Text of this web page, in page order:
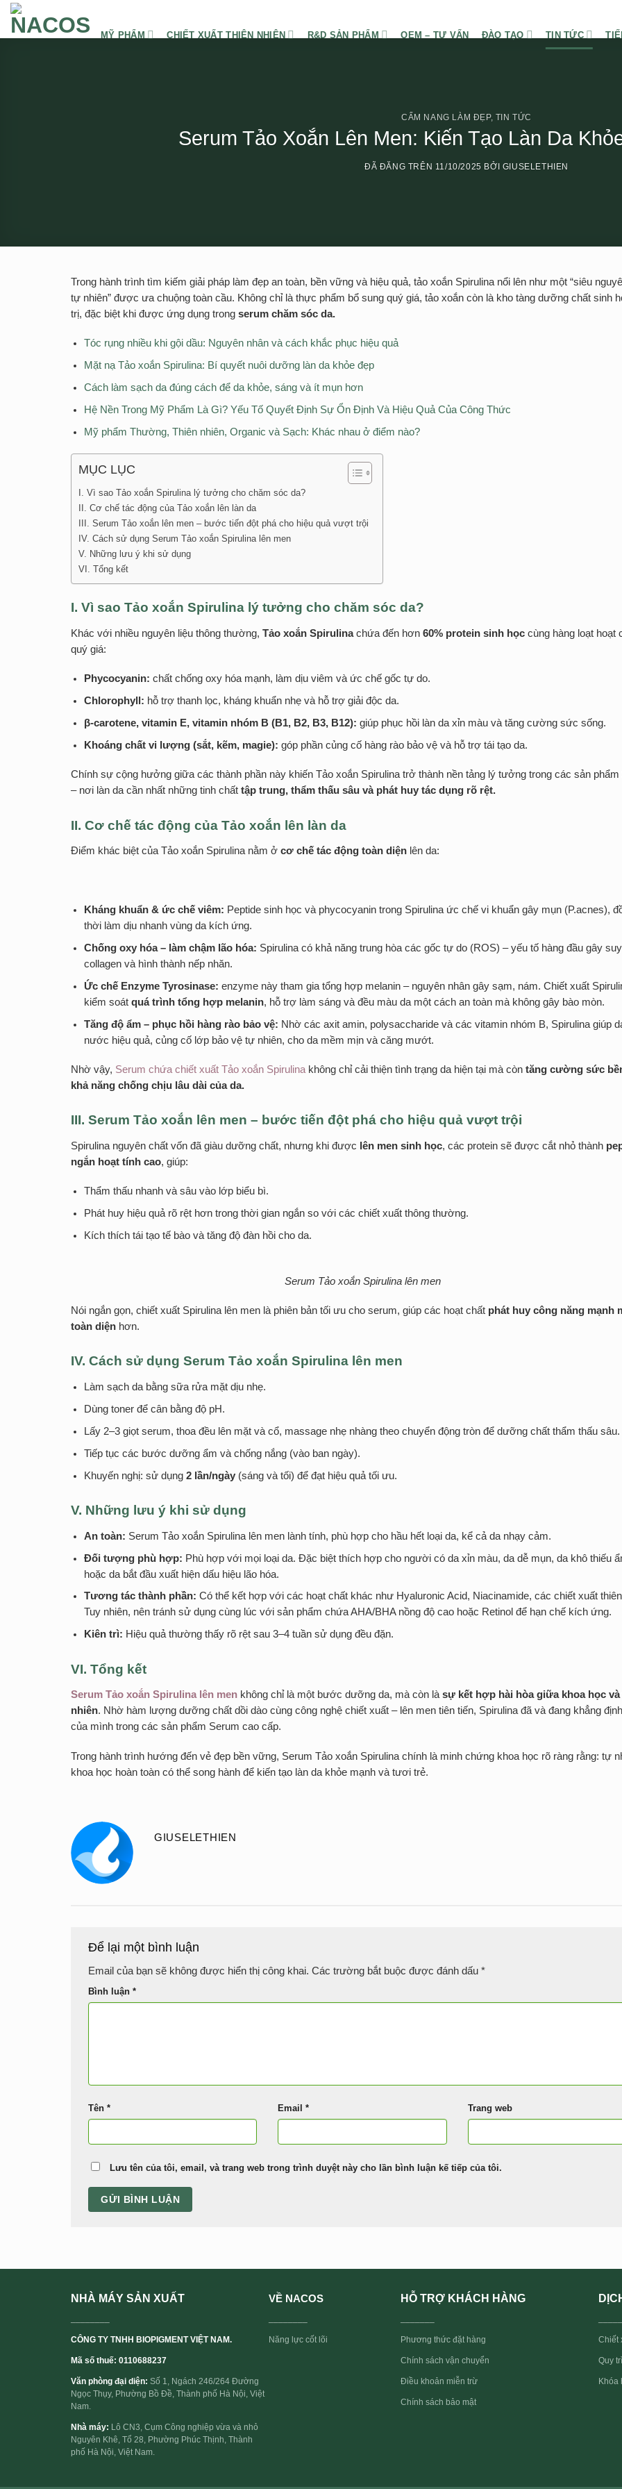
Chuyển
đến
nội
MỸ PHẨM CHIẾT XUẤT THIÊN NHIÊN R&D SẢN PHẨM OEM – TƯ VẤN ĐÀO TẠO TIN TỨC
CẨM NANG LÀM ĐẸP, TIN TỨC
Serum Tảo Xoắn Lên Men: Kiến Tạo Làn Da
ĐÃ ĐĂNG TRÊN 11/10/2025 BỞI GIUSELETHIEN
Trong hành trình tìm kiếm giải pháp làm đẹp an toàn, bền vững và hiệu quả, tảo xoắn Spirulina nổi lên như một “siêu
tự nhiên” được ưa chuộng toàn cầu. Không chỉ là thực phẩm bổ sung quý giá, tảo xoắn còn là kho tàng dưỡng chất sinh
trị, đặc biệt khi được ứng dụng trong serum chăm sóc da.
Tóc rụng nhiều khi gội dầu: Nguyên nhân và cách khắc phục hiệu quả
Mặt nạ Tảo xoắn Spirulina: Bí quyết nuôi dưỡng làn da khỏe đẹp
Cách làm sạch da đúng cách để da khỏe, sáng và ít mụn hơn
Hệ Nền Trong Mỹ Phẩm Là Gì? Yếu Tố Quyết Định Sự Ổn Định Và Hiệu Quả Của Công Thức
Mỹ phẩm Thường, Thiên nhiên, Organic và Sạch: Khác nhau ở điểm nào?
MỤC LỤC
I. Vì sao Tảo xoắn Spirulina lý tưởng cho chăm sóc da?
II. Cơ chế tác động của Tảo xoắn lên làn da
III. Serum Tảo xoắn lên men – bước tiến đột phá cho hiệu quả vượt trội
IV. Cách sử dụng Serum Tảo xoắn Spirulina lên men
V. Những lưu ý khi sử dụng
VI. Tổng kết
I. Vì sao Tảo xoắn Spirulina lý tưởng cho chăm sóc da?
Khác với nhiều nguyên liệu thông thường, Tảo xoắn Spirulinachứa đến hơn 60% protein sinh học cùng hàng loạt hoạt
quý giá:
Phycocyanin: chất chống oxy hóa mạnh, làm dịu viêm và ức chế gốc tự do.
Chlorophyll: hỗ trợ thanh lọc, kháng khuẩn nhẹ và hỗ trợ giải độc da.
β-carotene, vitamin E, vitamin nhóm B (B1, B2, B3, B12): giúp phục hồi làn da xỉn màu và tăng cường sức sống.
Khoáng chất vi lượng (sắt, kẽm, magie): góp phần củng cố hàng rào bảo vệ và hỗ trợ tái tạo da.
Chính sự cộng hưởng giữa các thành phần này khiến Tảo xoắn Spirulina trở thành nền tảng lý tưởng trong các sản phẩm
– nơi làn da cần nhất những tinh chất tập trung, thẩm thấu sâu và phát huy tác dụng rõ rệt.
II. Cơ chế tác động của Tảo xoắn lên làn da
Điểm khác biệt của Tảo xoắn Spirulina nằm ở cơ chế tác động toàn diện lên da:
Kháng khuẩn & ức chế viêm: Peptide sinh học và phycocyanin trong Spirulina ức chế vi khuẩn gây mụn (P.acnes),
thời làm dịu nhanh vùng da kích ứng.
Chống oxy hóa – làm chậm lão hóa: Spirulina có khả năng trung hòa các gốc tự do (ROS) – yếu tố hàng đầu gây
collagen và hình thành nếp nhăn.
Ức chế Enzyme Tyrosinase: enzyme này tham gia tổng hợp melanin – nguyên nhân gây sạm, nám. Chiết xuất
kiểm soátquá trình tổng hợp melanin, hỗ trợ làm sáng và đều màu da một cách an toàn mà không gây bào mòn.
Tăng độ ẩm – phục hồi hàng rào bảo vệ: Nhờ các axit amin, polysaccharide và các vitamin nhóm B, Spirulina giúp
nước hiệu quả, củng cố lớp bảo vệ tự nhiên, cho da mềm mịn và căng mướt.
Nhờ vậy, Serum chứa chiết xuất Tảo xoắn Spirulina không chỉ cải thiện tình trạng da hiện tại mà còn tăng cường sức
khả năng chống chịu lâu dài của da.
III. Serum Tảo xoắn lên men – bước tiến đột phá cho hiệu quả vượt trội
Spirulina nguyên chất vốn đã giàu dưỡng chất, nhưng khi được lên men sinh học, các protein sẽ được cắt nhỏ thành
ngắn hoạt tính cao, giúp:
Thẩm thấu nhanh và sâu vào lớp biểu bì.
Phát huy hiệu quả rõ rệt hơn trong thời gian ngắn so với các chiết xuất thông thường.
Kích thích tái tạo tế bào và tăng độ đàn hồi cho da.
Serum Tảo xoắn Spirulina lên men
Nói ngắn gọn, chiết xuất Spirulina lên men là phiên bản tối ưu cho serum, giúp các hoạt chất phát huy công năng mạnh
toàn diện hơn.
IV. Cách sử dụng Serum Tảo xoắn Spirulina lên men
Làm sạch da bằng sữa rửa mặt dịu nhẹ.
Dùng toner để cân bằng độ pH.
Lấy 2–3 giọt serum, thoa đều lên mặt và cổ, massage nhẹ nhàng theo chuyển động tròn để dưỡng chất thẩm thấu sâu.
Tiếp tục các bước dưỡng ẩm và chống nắng (vào ban ngày).
Khuyến nghị: sử dụng2 lần/ngày (sáng và tối) để đạt hiệu quả tối ưu.
V. Những lưu ý khi sử dụng
An toàn: Serum Tảo xoắn Spirulina lên men lành tính, phù hợp cho hầu hết loại da, kể cả da nhạy cảm.
Đối tượng phù hợp: Phù hợp với mọi loại da. Đặc biệt thích hợp cho người có da xỉn màu, da dễ mụn, da khô thiếu
hoặc da bắt đầu xuất hiện dấu hiệu lão hóa.
Tương tác thành phần:Có thể kết hợp với các hoạt chất khác như Hyaluronic Acid, Niacinamide, các chiết xuất
Tuy nhiên, nên tránh sử dụng cùng lúc với sản phẩm chứa AHA/BHA nồng độ cao hoặc Retinol để hạn chế kích ứng.
Kiên trì: Hiệu quả thường thấy rõ rệt sau 3–4 tuần sử dụng đều đặn.
VI. Tổng kết
Serum Tảo xoắn Spirulina lên men không chỉ là một bước dưỡng da, mà còn làsự kết hợp hài hòa giữa khoa học
nhiên. Nhờ hàm lượng dưỡng chất dồi dào cùng công nghệ chiết xuất – lên men tiên tiến, Spirulina đã và đang khẳng
của mình trong các sản phẩm Serum cao cấp.
Trong hành trình hướng đến vẻ đẹp bền vững, Serum Tảo xoắn Spirulina chính là minh chứng khoa học rõ ràng rằng: tự
khoa học hoàn toàn có thể song hành để kiến tạo làn da khỏe mạnh và tươi trẻ.
GIUSELETHIEN
Để lại một bình luận
Email của bạn sẽ không được hiển thị công khai. Các trường bắt buộc được đánh dấu *
Bình luận *
Tên * Email* Trang web
Lưu tên của tôi, email, và trang web trong trình duyệt này cho lần bình luận kế tiếp của tôi.
NHÀ MÁY SẢN XUẤT
CÔNG TY TNHH BIOPIGMENT VIỆT NAM.
Mã số thuế: 0110688237
Văn phòng đại diện: Số 1, Ngách 246/264 Đường
Ngọc Thụy, Phường Bồ Đề, Thành phố Hà Nội, Việt
Nam.
Nhà máy: Lô CN3, Cụm Công nghiệp vừa và nhỏ
Nguyên Khê, Tổ 28, Phường Phúc Thịnh, Thành
phố Hà Nội, Việt Nam.
VỀ NACOS
Năng lực cốt lõi
HỖ TRỢ KHÁCH HÀNG
Phương thức đặt hàng
Chính sách vận chuyển
Điều khoản miễn trừ
Chính sách bảo mật
Chiết
Quy
Khóa